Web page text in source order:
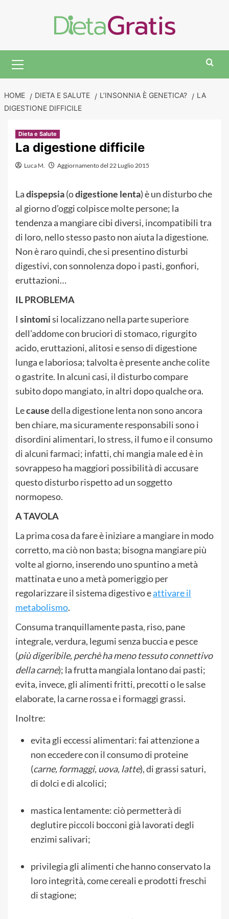
Menu
HOME DIETA E SALUTE L’INSONNIA È GENETICA?
LA
DIGESTIONE DIFFICILE
Dieta e Salute
La digestione difficile
Luca M. Aggiornamento del 22 Luglio 2015
Ladispepsia(odigestione lenta) è un disturbo che
al giorno d’oggi colpisce molte persone; la
tendenza a mangiare cibi diversi, incompatibili tra
di loro, nello stesso pasto non aiuta la digestione.
Non è raro quindi, che si presentino disturbi
digestivi, con sonnolenza dopo i pasti, gonfiori,
eruttazioni…
IL PROBLEMA
I sintomisi localizzano nella parte superiore
dell’addome con bruciori di stomaco, rigurgito
acido, eruttazioni, alitosi e senso di digestione
lunga e laboriosa; talvolta è presente anche colite
o gastrite. In alcuni casi, il disturbo compare
subito dopo mangiato, in altri dopo qualche ora.
Lecausedella digestione lenta non sono ancora
ben chiare, ma sicuramente responsabili sono i
disordini alimentari, lo stress, il fumo e il consumo
di alcuni farmaci; infatti, chi mangia male ed è in
sovrappeso ha maggiori possibilità di accusare
questo disturbo rispetto ad un soggetto
normopeso.
A TAVOLA
La prima cosa da fare è iniziare a mangiare in modo
corretto, ma ciò non basta; bisogna mangiare più
volte al giorno, inserendo uno spuntino a metà
mattinata e uno a metà pomeriggio per
regolarizzare il sistema digestivo eattivare il
metabolismo.
Consuma tranquillamente pasta, riso, pane
integrale, verdura, legumi senza buccia e pesce
(più digeribile, perchè ha meno tessuto connettivo
della carne); la frutta mangiala lontano dai pasti;
evita, invece, gli alimenti fritti, precotti o le salse
elaborate, la carne rossa e i formaggi grassi.
Inoltre:
evita gli eccessi alimentari: fai attenzione a
non eccedere con il consumo di proteine
(carne, formaggi, uova, latte), di grassi saturi,
di dolci e di alcolici;
mastica lentamente: ciò permetterà di
deglutire piccoli bocconi già lavorati degli
enzimi salivari;
privilegia gli alimenti che hanno conservato la
loro integrità, come cereali e prodotti freschi
di stagione;